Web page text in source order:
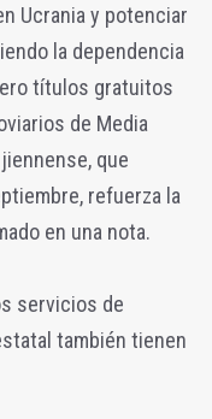
Ucrania y potenciar
la dependencia
títulos gratuitos
de Media
que
refuerza la
en una nota.
servicios de
también tienen